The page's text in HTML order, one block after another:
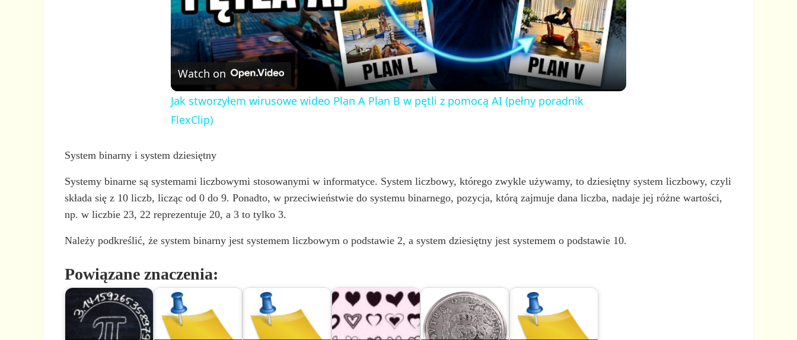
l
a
y
d
Watch on
Jak stworzyłem wirusowe wideo Plan A Plan B w pętli z pomocą AI (pełny poradnik
FlexClip)
System binarny i system dziesiętny
Systemy binarne są systemami liczbowymi stosowanymi w informatyce. System liczbowy, którego zwykle używamy, to dziesiętny system liczbowy, czyli
składa się z 10 liczb, licząc od 0 do 9. Ponadto, w przeciwieństwie do systemu binarnego, pozycja, którą zajmuje dana liczba, nadaje jej różne wartości,
np. w liczbie 23, 22 reprezentuje 20, a 3 to tylko 3.
Należy podkreślić, że system binarny jest systemem liczbowym o podstawie 2, a system dziesiętny jest systemem o podstawie 10.
Powiązane znaczenia: